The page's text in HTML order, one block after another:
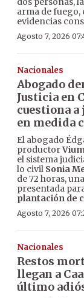
arma de fuego,
evidencias
Agosto 7, 2026
Nacionales
Abogado
Justicia en
cuestiona a
en medida
El abogado
productor
el sistema
lo civil Sonia
de 72 horas,
presentada
plantación de
Agosto 7, 2026
Nacionales
Restos
llegan a
último